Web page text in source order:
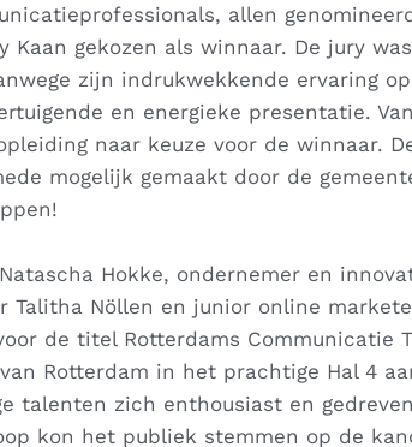
allen
Kaan gekozen als winnaar. De jury
zijn indrukwekkende ervaring
en energieke presentatie.
naar keuze voor de winnaar.
mogelijk gemaakt door de
Hokke, ondernemer en
Talitha Nöllen en junior online
de titel Rotterdams Communicatie
Rotterdam in het prachtige Hal 4
talenten zich enthousiast en
kon het publiek stemmen op de